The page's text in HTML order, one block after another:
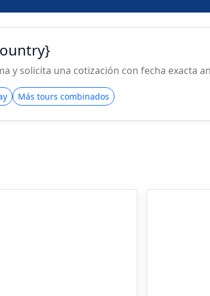
y solicita una cotización con fecha exacta
Más tours combinados